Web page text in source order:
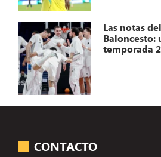
Las notas
Baloncesto:
temporada
CONTACTO